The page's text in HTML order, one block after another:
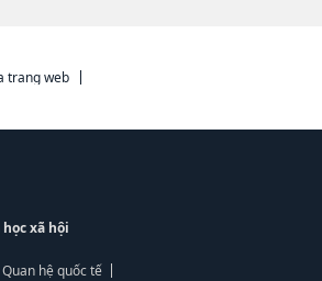
trang web
xã hội
Quan hệ quốc tế